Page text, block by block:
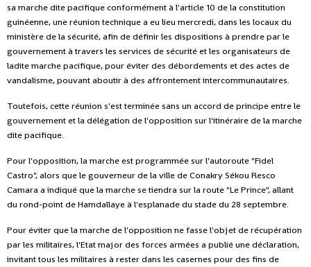
sa marche dite pacifique conformément à l'article 10 de la constitution
guinéenne, une réunion technique a eu lieu mercredi, dans les locaux du
ministère de la sécurité, afin de définir les dispositions à prendre par le
gouvernement à travers les services de sécurité et les organisateurs de
ladite marche pacifique, pour éviter des débordements et des actes de
vandalisme, pouvant aboutir à des affrontement intercommunautaires.
Toutefois, cette réunion s'est terminée sans un accord de principe entre le
gouvernement et la délégation de l'opposition sur l'itinéraire de la marche
dite pacifique.
Pour l'opposition, la marche est programmée sur l'autoroute "Fidel
Castro", alors que le gouverneur de la ville de Conakry Sékou Resco
Camara a indiqué que la marche se tiendra sur la route "Le Prince", allant
du rond-point de Hamdallaye à l'esplanade du stade du 28 septembre.
Pour éviter que la marche de l'opposition ne fasse l'objet de récupération
par les militaires, l'Etat major des forces armées a publié une déclaration,
invitant tous les militaires à rester dans les casernes pour des fins de